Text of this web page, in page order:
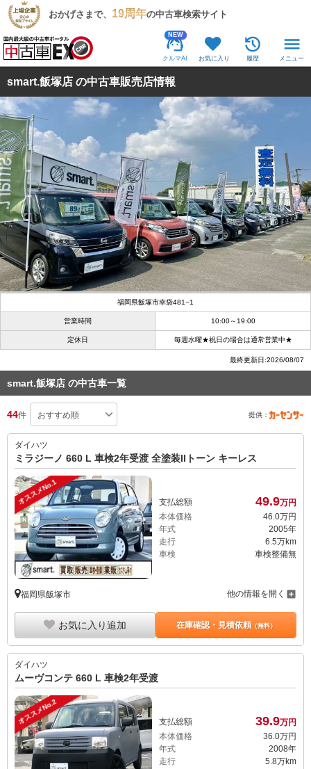
おかげさまで、 19周年の中古車検索サイト
NEW
クルマAI お気に入り 履歴 メニュー
smart.飯塚店 の中古車販売店情報
福岡県飯塚市幸袋481−1
営業時間 10:00～19:00
定休日 毎週水曜★祝日の場合は通常営業中★
最終更新日:2026/08/07
smart.飯塚店 の中古車一覧
44件 提供：
ダイハツ
ミラジーノ 660 L 車検2年受渡 全塗装IIトーン キーレス
オススメNo.1 支払総額 49.9万円
本体価格
46.0万円
年式
2005年
走行
6.5万km
車検
車検整備無
福岡県飯塚市 他の情報を開く
お気に入り追加 在庫確認・見積依頼（無料）
ダイハツ
ムーヴコンテ 660 L 車検2年受渡
オススメNo.2 支払総額 39.9万円
本体価格
36. 0万円
年式
2008年
走行
5.8万km